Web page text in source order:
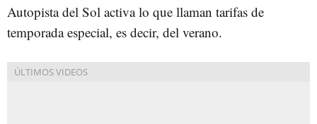
Autopista del Sol activa lo que llaman tarifas de
temporada especial, es decir, del verano.